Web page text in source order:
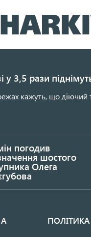
у 3,5 рази
кажуть, що діючий
погодив
шостого
Олега
ПОЛІТИКА